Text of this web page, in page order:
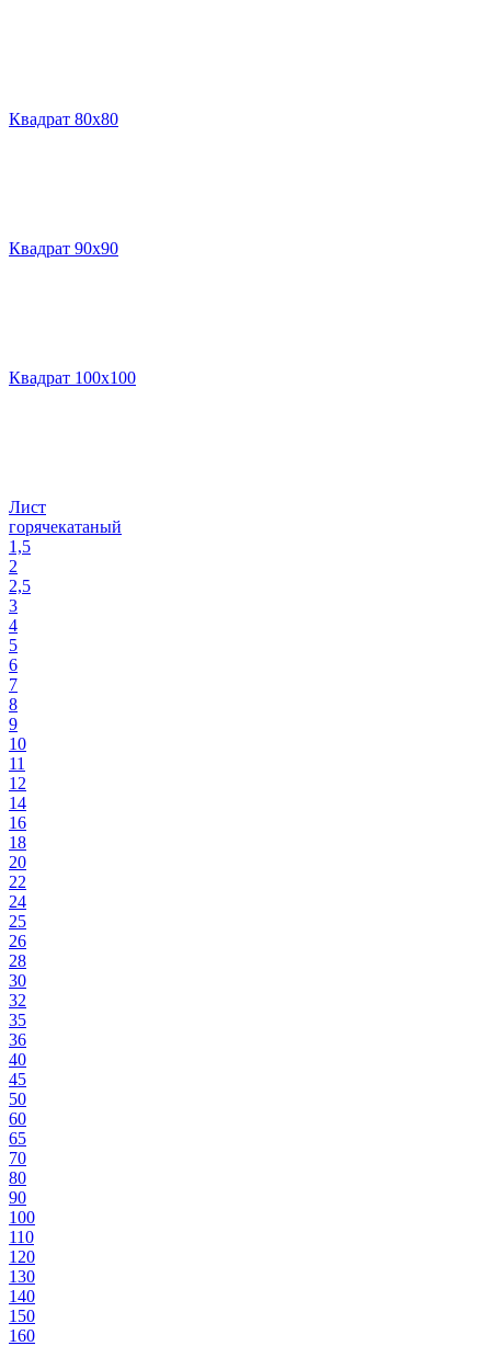
Квадрат 80х80
Квадрат 90х90
Квадрат 100х100
Лист
горячекатаный
1,5
2
2,5
3
4
5
6
7
8
9
10
11
12
14
16
18
20
22
24
25
26
28
30
32
35
36
40
45
50
60
65
70
80
90
100
110
120
130
140
150
160